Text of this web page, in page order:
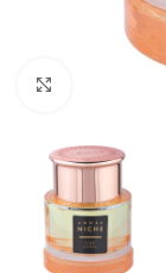
CLICK TO